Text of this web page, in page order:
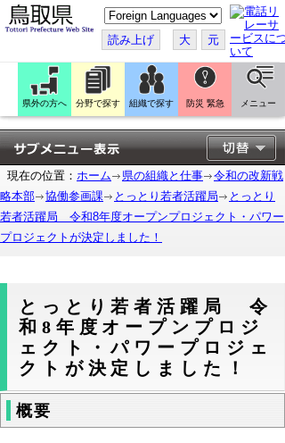
こ
の
ペ
ー
ジ
翻
訳
す
る
読み上げ 大 元
県外の方へ 分野で探す 組織で探す 防災 緊急 メニュー
現在の位置： ホーム 県の組織と仕事
令和の改新戦
略本部
協働参画課 とっとり若者活躍局
とっとり
若者活躍局 令和8年度オープンプロジェクト・パワー
プロジェクトが決定しました！
とっとり若者活躍局 令
和8年度オープンプロジ
ェクト・パワープロジェ
クトが決定しました！
概要